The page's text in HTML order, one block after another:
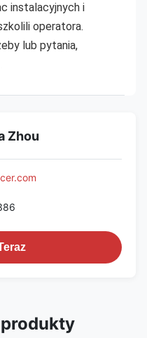
instalacyjnych i
operatora.
lub pytania,
Zhou